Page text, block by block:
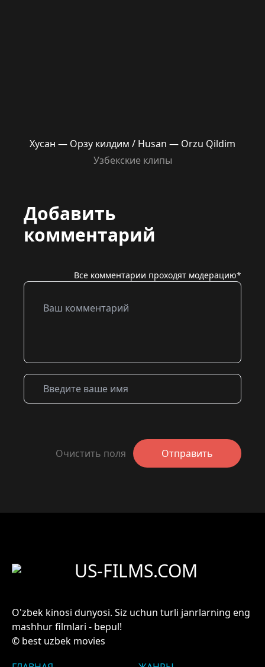
Хусан — Орзу килдим / Husan — Orzu Qildim
Узбекские клипы
Добавить
комментарий
Все комментарии проходят модерацию*
Очистить поля Отправить
US-FILMS.COM
O'zbek kinosi dunyosi. Siz uchun turli janrlarning eng
mashhur filmlari - bepul!
© best uzbek movies